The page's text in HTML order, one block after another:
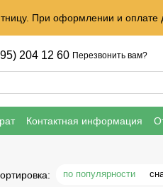
При оформлении и оплате
204 12 60 Перезвонить вам?
Контактная информация
по популярности